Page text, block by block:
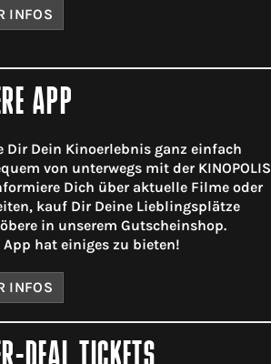
INFOS
APP
Dir Dein Kinoerlebnis ganz einfach
von unterwegs mit der KINOPOLIS
Dich über aktuelle Filme oder
kauf Dir Deine Lieblingsplätze
in unserem Gutscheinshop.
App hat einiges zu bieten!
INFOS